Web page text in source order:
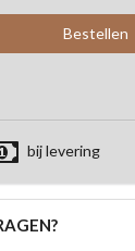
bij levering